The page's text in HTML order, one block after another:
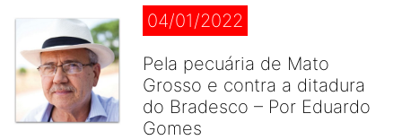
04/01/2022
Pela pecuária de Mato
Grosso e contra a ditadura
do Bradesco – Por Eduardo
Gomes